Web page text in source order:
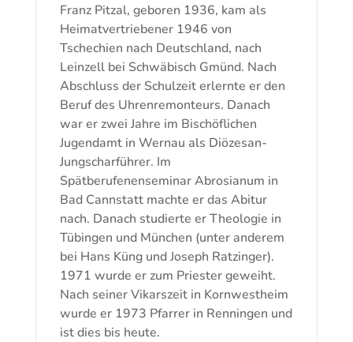
Franz Pitzal, geboren 1936, kam als
Heimatvertriebener 1946 von
Tschechien nach Deutschland, nach
Leinzell bei Schwäbisch Gmünd. Nach
Abschluss der Schulzeit erlernte er den
Beruf des Uhrenremonteurs. Danach
war er zwei Jahre im Bischöflichen
Jugendamt in Wernau als Diözesan-
Jungscharführer. Im
Spätberufenenseminar Abrosianum in
Bad Cannstatt machte er das Abitur
nach. Danach studierte er Theologie in
Tübingen und München (unter anderem
bei Hans Küng und Joseph Ratzinger).
1971 wurde er zum Priester geweiht.
Nach seiner Vikarszeit in Kornwestheim
wurde er 1973 Pfarrer in Renningen und
ist dies bis heute.